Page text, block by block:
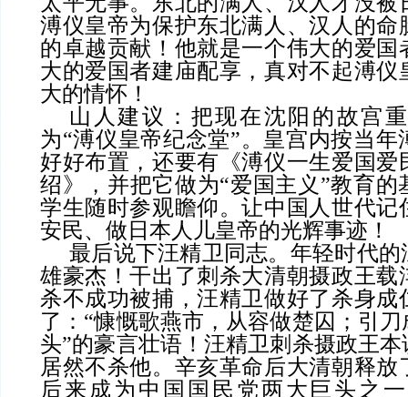
溥仪皇帝为保护东北满人、汉人的命
的卓越贡献！他就是一个伟大的爱国
大的爱国者建庙配享，真对不起溥仪
大的情怀！
山人建议：把现在沈阳的故宫
为“溥仪皇帝纪念堂”。皇宫内按当年
好好布置，还要有《溥仪一生爱国爱
绍》，并把它做为“爱国主义”教育的
学生随时参观瞻仰。让中国人世代记
安民、做日本人儿皇帝的光辉事迹！
最后说下汪精卫同志。年轻时代
雄豪杰！干出了刺杀大清朝摄政王载
杀不成功被捕，汪精卫做好了杀身成
了： “慷慨歌燕市，从容做楚囚；引
头”的豪言壮语！汪精卫刺杀摄政王
居然不杀他。辛亥革命后大清朝释放
后来成为中国国民党两大巨头之